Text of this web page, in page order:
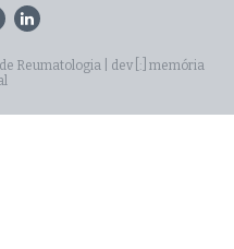
Reumatologia | dev [:] memória